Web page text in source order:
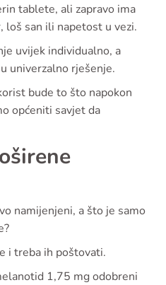
tablete, ali zapravo ima
loš san ili napetost u vezi.
uvijek individualno, a
univerzalno rješenje.
bude to što napokon
općeniti savjet da
namijenjeni, a što je samo
i treba ih poštovati.
1,75 mg odobreni